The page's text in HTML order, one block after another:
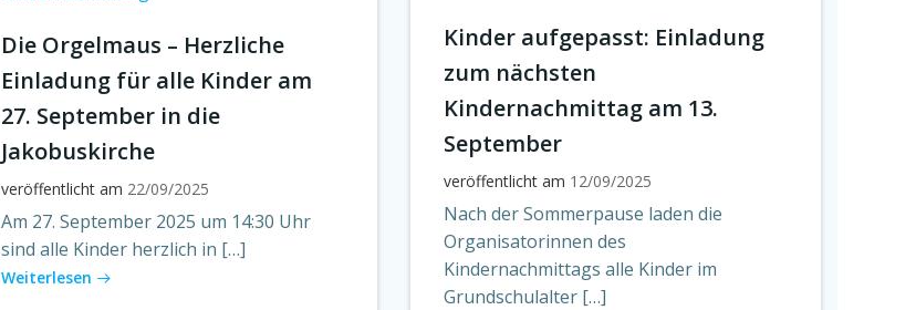
Die Orgelmaus – Herzliche
Einladung für alle Kinder am
27. September in die
Jakobuskirche
veröffentlicht am 22/09/2025
Am 27. September 2025 um 14:30 Uhr
sind alle Kinder herzlich in […]
Weiterlesen
Kinder aufgepasst: Einladung
zum nächsten
Kindernachmittag am 13.
September
veröffentlicht am 12/09/2025
Nach der Sommerpause laden die
Organisatorinnen des
Kindernachmittags alle Kinder im
Grundschulalter […]